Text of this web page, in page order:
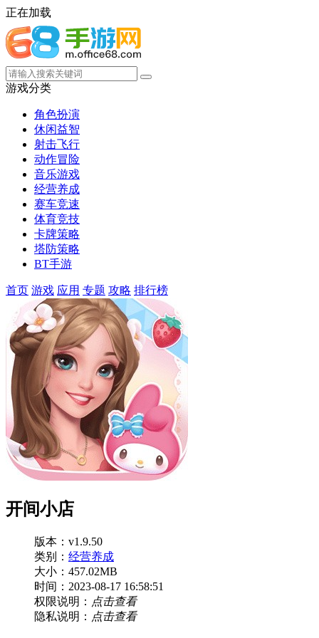
正在加载
游戏分类
角色扮演
休闲益智
射击飞行
动作冒险
音乐游戏
经营养成
赛车竞速
体育竞技
卡牌策略
塔防策略
BT手游
首页 游戏 应用 专题 攻略 排行榜
开间小店
版本：v1.9.50
类别： 经营养成
大小：457.02MB
时间：2023-08-17 16:58:51
权限说明： 点击查看
隐私说明： 点击查看